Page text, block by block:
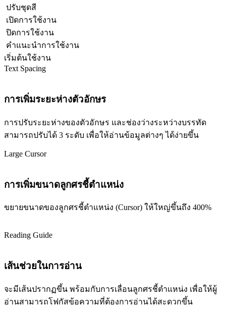
ปรับชุดสี
เปิดการใช้งาน
ปิดการใช้งาน
คำแนะนำการใช้งาน
เริ่มต้นใช้งาน
Text Spacing
การเพิ่มระยะห่างตัวอักษร
การปรับระยะห่างของตัวอักษร และช่องว่างระหว่างบรรทัด
สามารถปรับได้ 3 ระดับ เพื่อให้อ่านข้อมูลต่างๆ ได้ง่ายขึ้น
Large Cursor
การเพิ่มขนาดลูกศรชี้ตำแหน่ง
ขยายขนาดของลูกศรชี้ตำแหน่ง (Cursor) ให้ใหญ่ขึ้นถึง 400%
Reading Guide
เส้นช่วยในการอ่าน
จะมีเส้นปรากฏขึ้น พร้อมกับการเลื่อนลูกศรชี้ตำแหน่ง เพื่อให้ผู้
อ่านสามารถโฟกัสข้อความที่ต้องการอ่านได้สะดวกขึ้น